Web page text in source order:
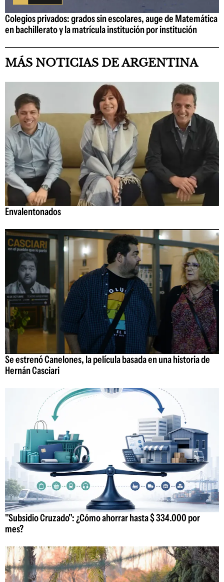
Colegios privados: grados sin escolares, auge de Matemática
en bachillerato y la matrícula institución por institución
MÁS NOTICIAS DE ARGENTINA
Envalentonados
Se estrenó Canelones, la película basada en una historia de
Hernán Casciari
"Subsidio Cruzado": ¿Cómo ahorrar hasta $ 334.000 por
mes?